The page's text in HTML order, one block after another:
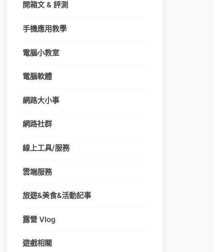
開箱文 & 評測
手機應用教學
電腦小教室
電腦軟體
網路大小事
網路社群
線上工具/服務
雲端服務
旅遊&美食&活動記事
露營 Vlog
遊戲相關